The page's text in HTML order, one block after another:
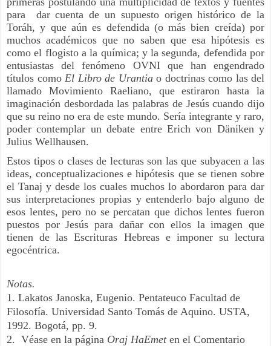
para dar cuenta de un supuesto origen histórico de la
Toráh, y que aún es defendida (o más bien creída) por
muchos académicos que no saben que esa hipótesis es
como el flogisto a la química; y la segunda, defendida por
entusiastas del fenómeno OVNI que han engendrado
títulos como El Libro de Urantiao doctrinas como las del
llamado Movimiento Raeliano, que estiraron hasta la
imaginación desbordada las palabras de Jesús cuando dijo
que su reino no era de este mundo. Sería integrante y raro,
poder contemplar un debate entre Erich von Däniken y
Julius Wellhausen.
Estos tipos o clases de lecturas son las que subyacen a las
ideas, conceptualizaciones e hipótesis que se tienen sobre
el Tanaj y desde los cuales muchos lo abordaron para dar
sus interpretaciones propias y entenderlo bajo alguno de
esos lentes, pero no se percatan que dichos lentes fueron
puestos por Jesús para dañar con ellos la imagen que
tienen de las Escrituras Hebreas e imponer su lectura
egocéntrica.
Notas.
1. Lakatos Janoska, Eugenio. Pentateuco Facultad de
Filosofía. Universidad Santo Tomás de Aquino. USTA,
1992. Bogotá, pp. 9.
2. Véase en la página Oraj HaEmeten el Comentario